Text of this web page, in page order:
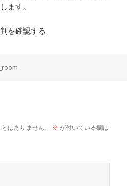
ます。
を確認する
はありません。 ※ が付いている欄は